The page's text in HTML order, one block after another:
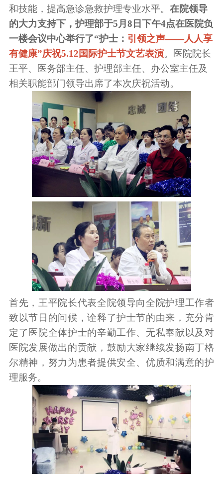
和技能，提高急诊急救护理专业水平。 在院领导
的大力支持下，护理部于5月8日下午4点在医院负
一楼会议中心举行了“护士： 引领之声——人人享
有健康”庆祝5.12国际护士节文艺表演。医院院长
王平、医务部主任、护理部主任、办公室主任及
相关职能部门领导出席了本次庆祝活动。
首先，王平院长代表全院领导向全院护理工作者
致以节日的问候，诠释了护士节的由来，充分肯
定了医院全体护士的辛勤工作、无私奉献以及对
医院发展做出的贡献，鼓励大家继续发扬南丁格
尔精神，努力为患者提供安全、优质和满意的护
理服务。